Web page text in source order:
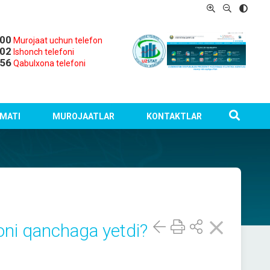
Murojaat uchun telefon
Ishonch telefoni
Qabulxona telefoni
MUROJAATLAR KONTAKTLAR
qanchaga yetdi?